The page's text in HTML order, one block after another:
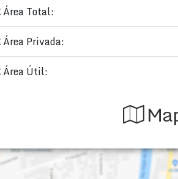
Área Total:
Área Privada:
Área Útil: